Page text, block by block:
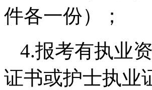
件各一份）；
4.报考有执业
证书或护士执业